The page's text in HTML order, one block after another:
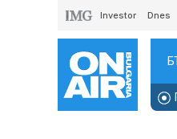
Investor Dnes